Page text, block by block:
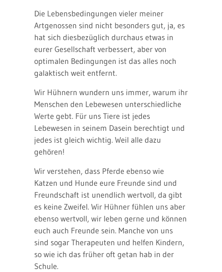
Die Lebensbedingungen vieler meiner
Artgenossen sind nicht besonders gut, ja, es
hat sich diesbezüglich durchaus etwas in
eurer Gesellschaft verbessert, aber von
optimalen Bedingungen ist das alles noch
galaktisch weit entfernt.
Wir Hühnern wundern uns immer, warum ihr
Menschen den Lebewesen unterschiedliche
Werte gebt. Für uns Tiere ist jedes
Lebewesen in seinem Dasein berechtigt und
jedes ist gleich wichtig. Weil alle dazu
gehören!
Wir verstehen, dass Pferde ebenso wie
Katzen und Hunde eure Freunde sind und
Freundschaft ist unendlich wertvoll, da gibt
es keine Zweifel. Wir Hühner fühlen uns aber
ebenso wertvoll, wir leben gerne und können
euch auch Freunde sein. Manche von uns
sind sogar Therapeuten und helfen Kindern,
so wie ich das früher oft getan hab in der
Schule.